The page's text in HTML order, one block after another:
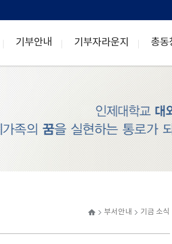
기부안내 기부자라운지 총동
Home > 부서안내 > 기금 소식